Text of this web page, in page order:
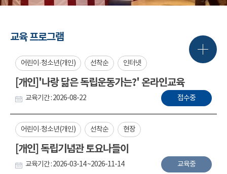
교육 프로그램
어린이·청소년(개인) 선착순 인터넷
[개인]'나랑 닮은 독립운동가는?' 온라인교육
교육기간 : 2026-08-22 접수중
어린이·청소년(개인) 선착순 현장
[개인] 독립기념관 토요나들이
교육기간 : 2026-03-14 ~2026-11-14 교육중